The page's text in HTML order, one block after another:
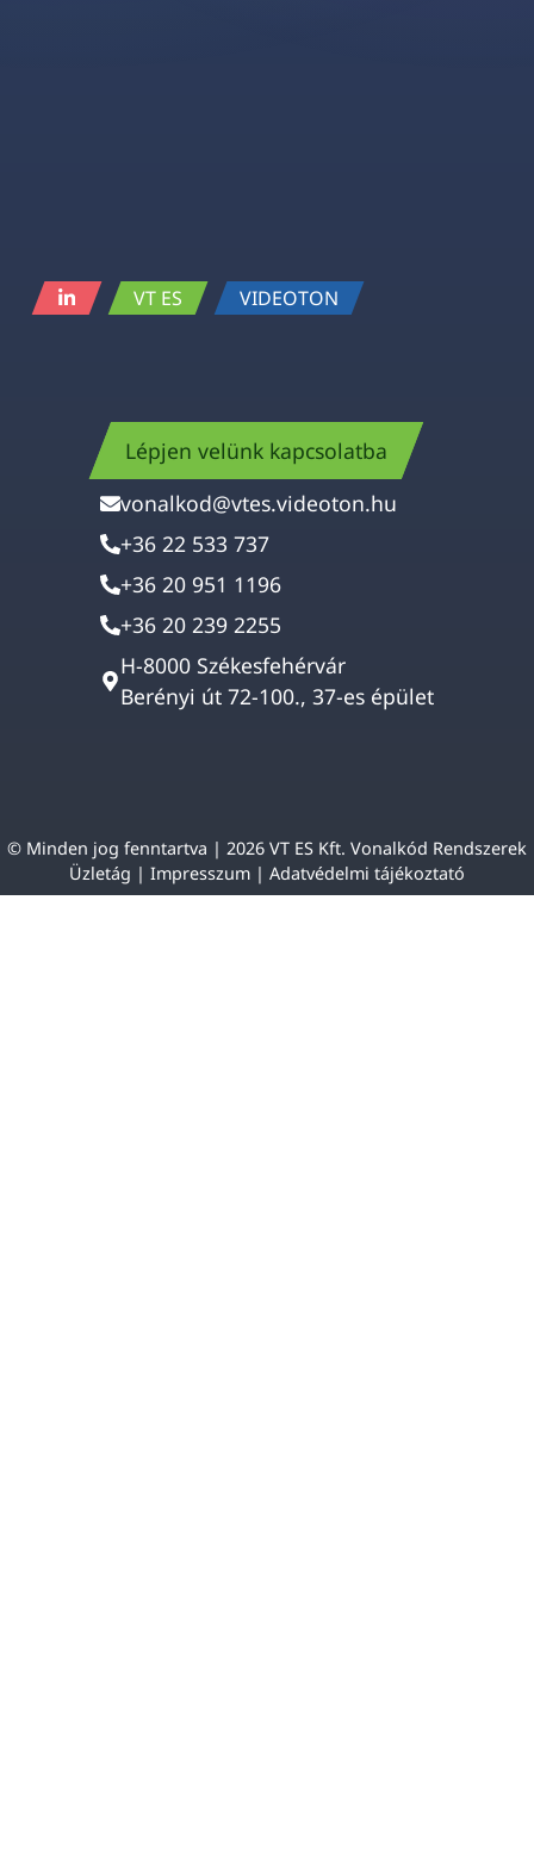
VT ES VIDEOTON
Lépjen velünk kapcsolatba
vonalkod@vtes.videoton.hu
+36 22 533 737
+36 20 951 1196
+36 20 239 2255
H-8000 Székesfehérvár
Berényi út 72-100., 37-es épület
© Minden jog fenntartva | 2026 VT ES Kft. Vonalkód Rendszerek
Üzletág | Impresszum | Adatvédelmi tájékoztató